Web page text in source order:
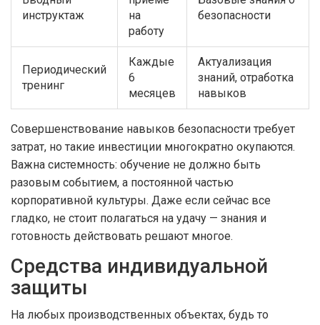
инструктаж
на
работу
безопасности
Периодический
тренинг
Каждые
6
месяцев
Актуализация
знаний, отработка
навыков
Совершенствование навыков безопасности требует
затрат, но такие инвестиции многократно окупаются.
Важна системность: обучение не должно быть
разовым событием, а постоянной частью
корпоративной культуры. Даже если сейчас все
гладко, не стоит полагаться на удачу — знания и
готовность действовать решают многое.
Средства индивидуальной
защиты
На любых производственных объектах, будь то